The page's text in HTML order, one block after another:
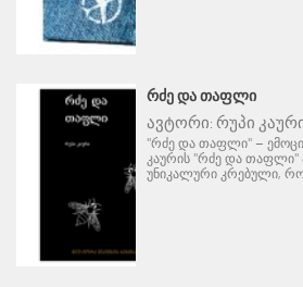
ᲠᲫᲔ ᲓᲐ ᲗᲐᲤᲚᲘ
ავტორი: რუპი
"რძე და თაფლი" –
კაურის "რძე და თაფლი"
უნიკალური კრებული,